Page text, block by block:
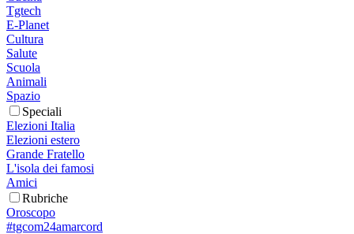
Tgtech
E-Planet
Cultura
Salute
Scuola
Animali
Spazio
Speciali
Elezioni Italia
Elezioni estero
Grande Fratello
L'isola dei famosi
Amici
Rubriche
Oroscopo
#tgcom24amarcord